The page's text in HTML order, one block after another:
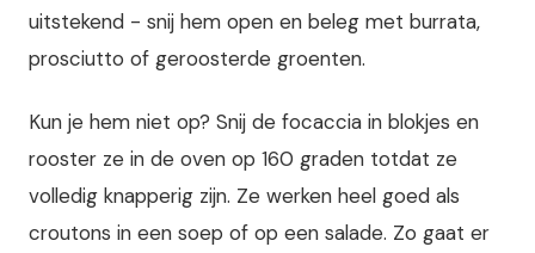
uitstekend - snij hem open en beleg met burrata,
prosciutto of geroosterde groenten.
Kun je hem niet op? Snij de focaccia in blokjes en
rooster ze in de oven op 160 graden totdat ze
volledig knapperig zijn. Ze werken heel goed als
croutons in een soep of op een salade. Zo gaat er